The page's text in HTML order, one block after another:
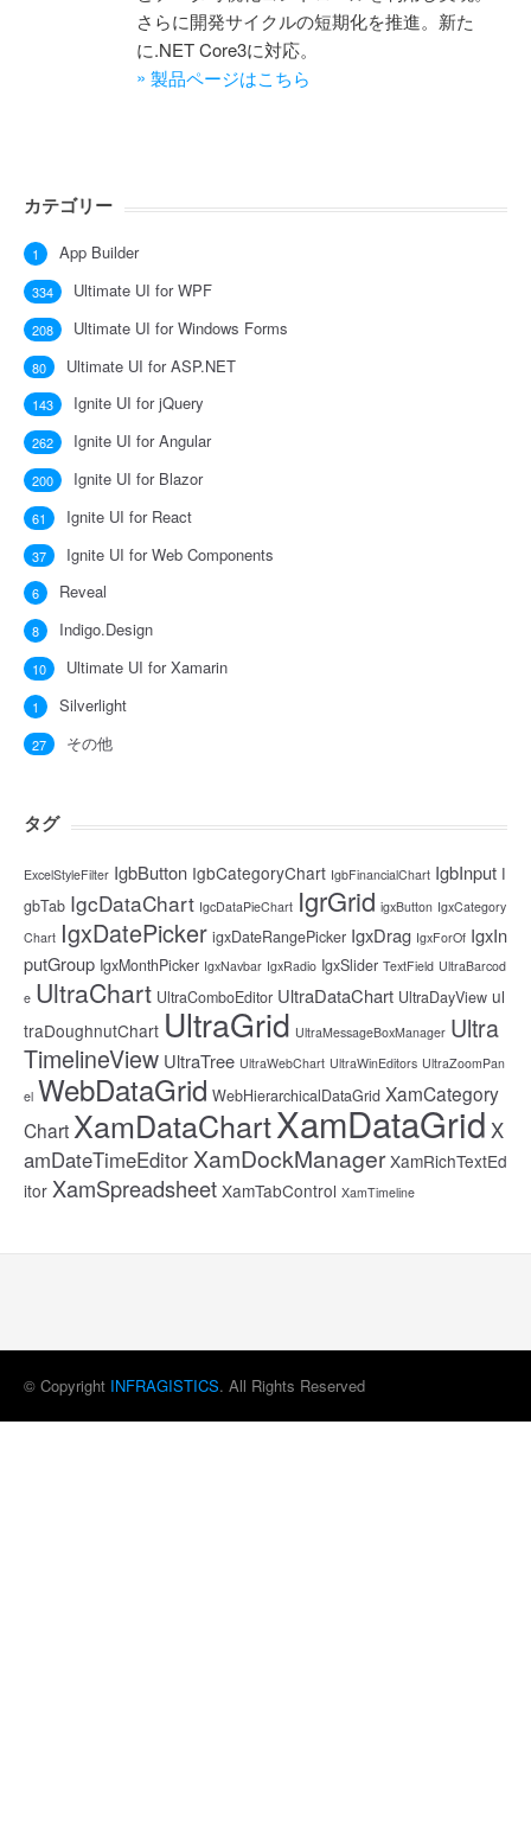
さらに開発サイクルの短期化を推進。新た
に.NET Core3に対応。
» 製品ページはこちら
カテゴリー
App Builder
1
Ultimate UI for WPF
334
Ultimate UI for Windows Forms
208
Ultimate UI for ASP.NET
80
Ignite UI for jQuery
143
Ignite UI for Angular
262
Ignite UI for Blazor
200
Ignite UI for React
61
Ignite UI for Web Components
37
Reveal
6
Indigo.Design
8
Ultimate UI for Xamarin
10
Silverlight
1
その他
27
タグ
ExcelStyleFilter IgbButton IgbCategoryChart IgbFinancialChart IgbInput I
gbTab IgcDataChart IgcDataPieChart IgrGrid igxButton IgxCategory
Chart IgxDatePicker igxDateRangePicker IgxDrag IgxForOf IgxIn
putGroup IgxMonthPicker IgxNavbar IgxRadio IgxSlider TextField UltraBarcod
e UltraChart UltraComboEditor UltraDataChart UltraDayView ul
traDoughnutChart UltraGrid UltraMessageBoxManager Ultra
TimelineView UltraTree UltraWebChart UltraWinEditors UltraZoomPan
el WebDataGrid WebHierarchicalDataGrid XamCategory
ChartXamDataChartXamDataGrid X
amDateTimeEditor XamDockManager XamRichTextEd
itor XamSpreadsheet XamTabControl XamTimeline
© Copyright INFRAGISTICS. All Rights Reserved